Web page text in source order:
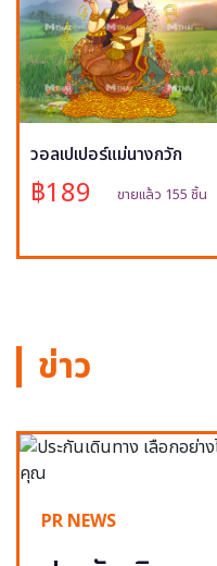
วอลเปเปอร์แม่นางกวัก
฿189 ขายแล้ว 155 ชิ้น
ข่าว
PR NEWS